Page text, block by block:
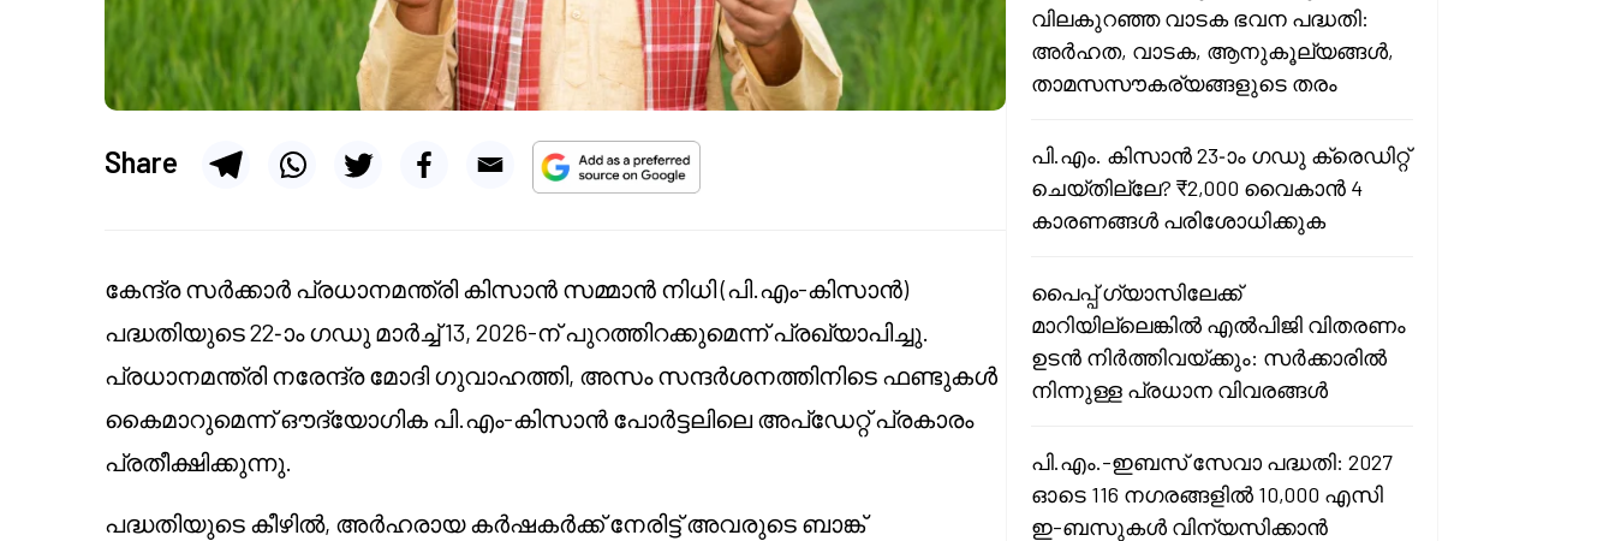
Share
കേന്ദ്ര സർക്കാർ പ്രധാനമന്ത്രി കിസാൻ സമ്മാൻ നിധി (പി.എം-കിസാൻ)
പദ്ധതിയുടെ 22-ാം ഗഡു മാർച്ച് 13, 2026-ന് പുറത്തിറക്കുമെന്ന് പ്രഖ്യാപിച്ചു.
പ്രധാനമന്ത്രി നരേന്ദ്ര മോദി ഗുവാഹത്തി, അസം സന്ദർശനത്തിനിടെ ഫണ്ടുകൾ
കൈമാറുമെന്ന് ഔദ്യോഗിക പി.എം-കിസാൻ പോർട്ടലിലെ അപ്ഡേറ്റ് പ്രകാരം
പ്രതീക്ഷിക്കുന്നു.
പദ്ധതിയുടെ കീഴിൽ, അർഹരായ കർഷകർക്ക് നേരിട്ട് അവരുടെ ബാങ്ക്
വിലകുറഞ്ഞ വാടക ഭവന പദ്ധതി:
അർഹത, വാടക, ആനുകൂല്യങ്ങൾ,
താമസസൗകര്യങ്ങളുടെ തരം
പി.എം. കിസാൻ 23-ാം ഗഡു ക്രെഡിറ്റ്
ചെയ്തില്ലേ? ₹2,000 വൈകാൻ 4
കാരണങ്ങൾ പരിശോധിക്കുക
പൈപ്പ് ഗ്യാസിലേക്ക്
മാറിയില്ലെങ്കിൽ എൽപിജി വിതരണം
ഉടൻ നിർത്തിവയ്ക്കും: സർക്കാരിൽ
നിന്നുള്ള പ്രധാന വിവരങ്ങൾ
പി.എം.-ഇബസ് സേവാ പദ്ധതി: 2027
ഓടെ 116 നഗരങ്ങളിൽ 10,000 എസി
ഇ-ബസുകൾ വിന്യസിക്കാൻ